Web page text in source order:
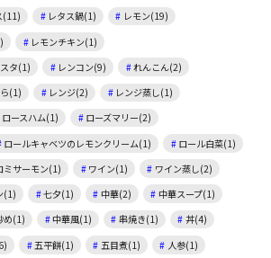
(11) レタス鍋(1)
レモン(19)
レモンチキン(1)
タ(1)
レンコン(9)
れんこん(2)
(1)
レンジ(2)
レンジ蒸し(1)
ロースハム(1)
ローズマリー(2)
ロールキャベツのレモンクリーム(1)
ロール白菜(1)
ミサーモン(1) ワイン(1)
ワイン蒸し(2)
(1) 七夕(1) 中華(2)
中華スープ(1)
め(1) 中華風(1) 串焼き(1)
丼(4)
五平餅(1) 五目煮(1)
人参(1)